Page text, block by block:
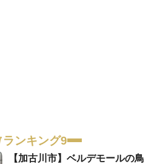
ランキング9
【加古川市】ベルデモールの鳥